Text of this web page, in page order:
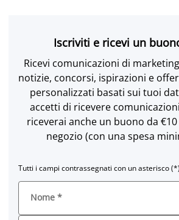
Iscriviti e ricevi un
Ricevi comunicazioni di marketing
notizie, concorsi, ispirazioni e
personalizzati basati sui tuoi
accetti di ricevere
riceverai anche un buono da
negozio (con una spesa
Tutti i campi contrassegnati con un asterisco
Nome *